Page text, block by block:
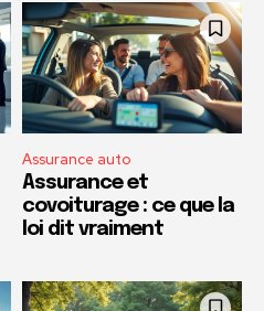
Assurance auto
Assurance et
covoiturage : ce que la
loi dit vraiment